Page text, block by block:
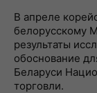
В апреле
белорусскому
результаты
обоснование
Беларуси
торговли.